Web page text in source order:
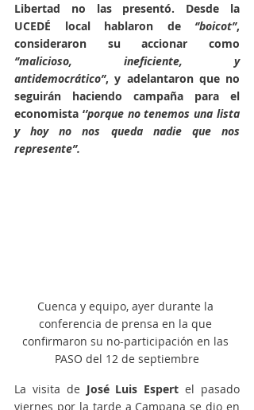
Libertad no las presentó. Desde la
UCEDÉ local hablaron de ‘’boicot’’,
‘’malicioso, ineficiente, y
antidemocrático’’, y adelantaron que no
seguirán haciendo campaña para el
economista ‘’porque no tenemos una lista
y hoy no nos queda nadie que nos
represente’’.
Cuenca y equipo, ayer durante la
conferencia de prensa en la que
confirmaron su no-participación en las
PASO del 12 de septiembre
La visita de José Luis Espert el pasado
viernes por la tarde a Campana se dio en